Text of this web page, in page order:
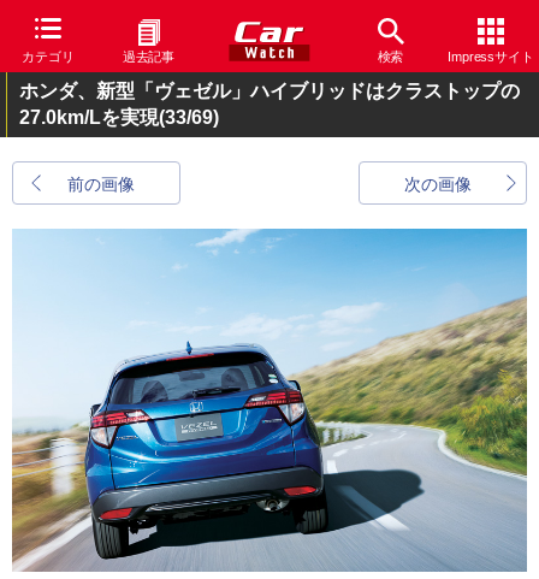
カテゴリ 過去記事 検索 Impressサイト
ホンダ、新型「ヴェゼル」ハイブリッドはクラストップの
27.0km/Lを実現(33/69)
前の画像 次の画像